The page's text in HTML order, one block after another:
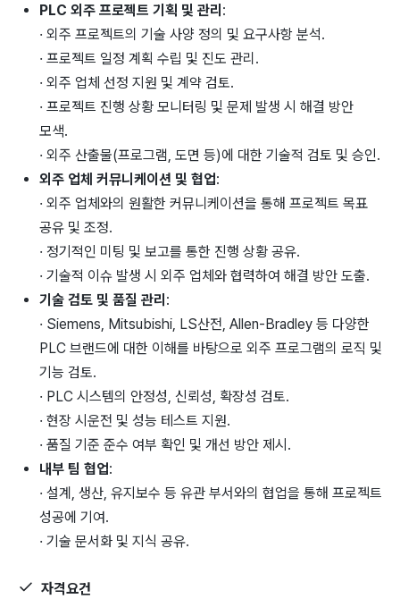
PLC 외주 프로젝트 기획 및 관리 :
· 외주 프로젝트의 기술 사양 정의 및 요구사항 분석.
· 프로젝트 일정 계획 수립 및 진도 관리.
· 외주 업체 선정 지원 및 계약 검토.
· 프로젝트 진행 상황 모니터링 및 문제 발생 시 해결 방안
모색.
· 외주 산출물(프로그램, 도면 등)에 대한 기술적 검토 및 승인.
외주 업체 커뮤니케이션 및 협업:
· 외주 업체와의 원활한 커뮤니케이션을 통해 프로젝트 목표
공유 및 조정.
· 정기적인 미팅 및 보고를 통한 진행 상황 공유.
· 기술적 이슈 발생 시 외주 업체와 협력하여 해결 방안 도출.
기술 검토 및 품질 관리 :
· Siemens, Mitsubishi, LS산전, Allen-Bradley 등 다양한
PLC 브랜드에 대한 이해를 바탕으로 외주 프로그램의 로직 및
기능 검토.
· PLC 시스템의 안정성, 신뢰성, 확장성 검토.
· 현장 시운전 및 성능 테스트 지원.
· 품질 기준 준수 여부 확인 및 개선 방안 제시.
내부 팀 협업:
· 설계, 생산, 유지보수 등 유관 부서와의 협업을 통해 프로젝트
성공에 기여.
· 기술 문서화 및 지식 공유.
자격요건